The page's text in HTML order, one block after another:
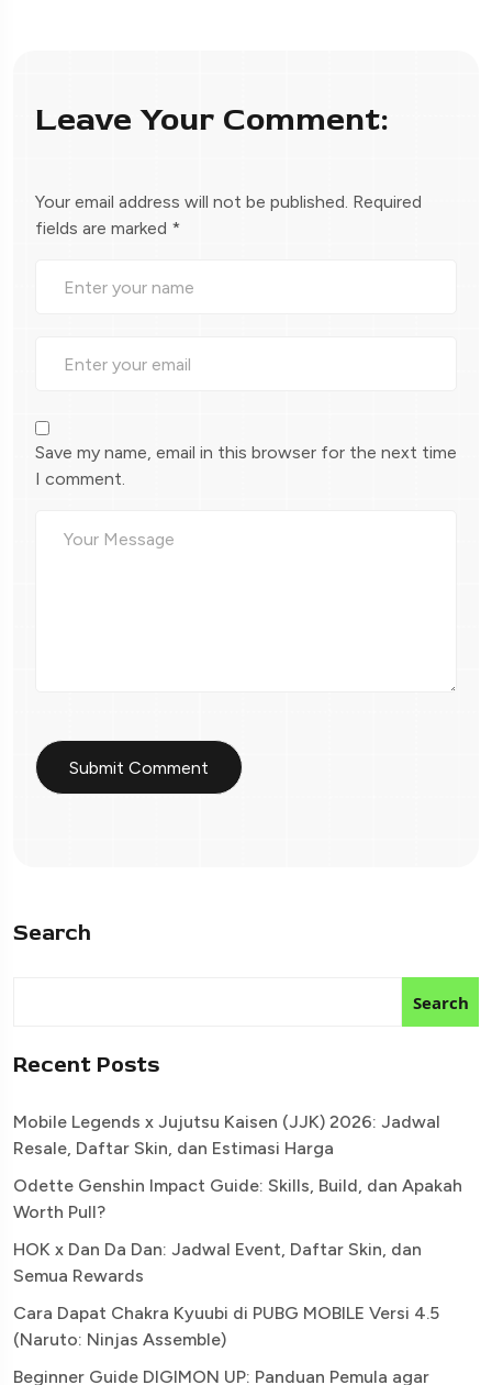
Leave Your Comment:
Your email address will not be published. Required
fields are marked *
Save my name, email in this browser for the next time
I comment.
Search
Search
Recent Posts
Mobile Legends x Jujutsu Kaisen (JJK) 2026: Jadwal
Resale, Daftar Skin, dan Estimasi Harga
Odette Genshin Impact Guide: Skills, Build, dan Apakah
Worth Pull?
HOK x Dan Da Dan: Jadwal Event, Daftar Skin, dan
Semua Rewards
Cara Dapat Chakra Kyuubi di PUBG MOBILE Versi 4.5
(Naruto: Ninjas Assemble)
Beginner Guide DIGIMON UP: Panduan Pemula agar